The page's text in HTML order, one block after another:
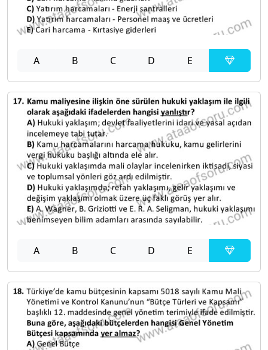
A B C D E
A B C D E